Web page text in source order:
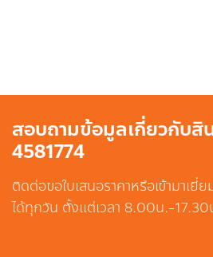
สอบถามข้อมูลเกี่ยวกับสิ
4581774
ติดต่อขอใบเสนอราคาหรือเข้ามาเยี่
ได้ทุกวัน ตั้งแต่เวลา 8.00น.-17.30